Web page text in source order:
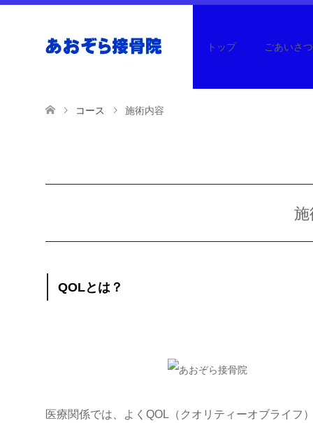
トップ ごあいさつ
コース 施術内容
施
QOLとは？
医療関係では、よくQOL（クオリティーオブライフ